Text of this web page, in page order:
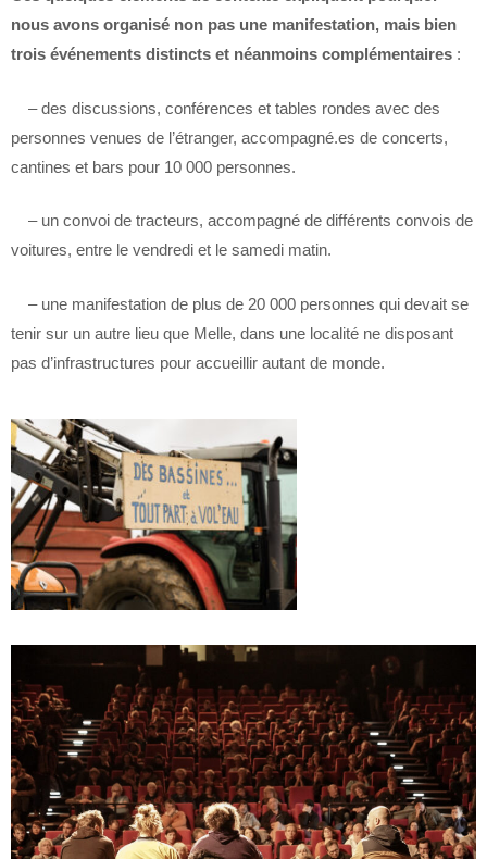
nous avons organisé non pas une manifestation, mais bien
trois événements distincts et néanmoins complémentaires :
– des discussions, conférences et tables rondes avec des
personnes venues de l’étranger, accompagné.es de concerts,
cantines et bars pour 10 000 personnes.
– un convoi de tracteurs, accompagné de différents convois de
voitures, entre le vendredi et le samedi matin.
– une manifestation de plus de 20 000 personnes qui devait se
tenir sur un autre lieu que Melle, dans une localité ne disposant
pas d’infrastructures pour accueillir autant de monde.